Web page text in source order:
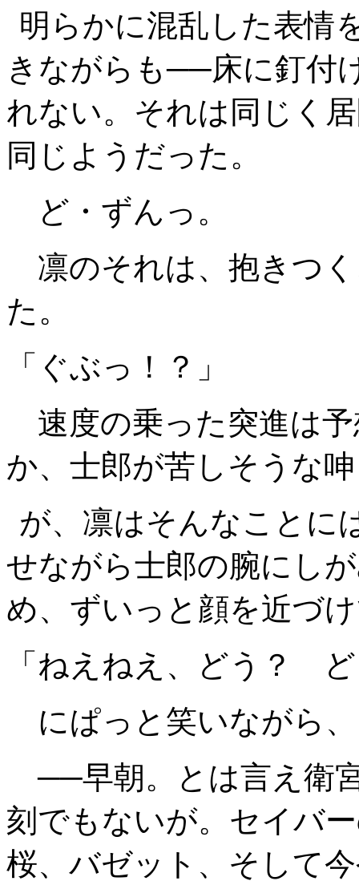
明らかに混乱した表情
きながらも──床に釘付
れない。それは同じく
同じようだった。
ど・ずんっ。
凛のそれは、抱きつ
た。
「ぐぶっ！？」
速度の乗った突進は
か、士郎が苦しそうな
が、凛はそんなことに
せながら士郎の腕にし
め、ずいっと顔を近づ
「ねえねえ、どう？
にぱっと笑いながら
──早朝。とは言え衛
刻でもないが。セイバ
桜、バゼット、そして